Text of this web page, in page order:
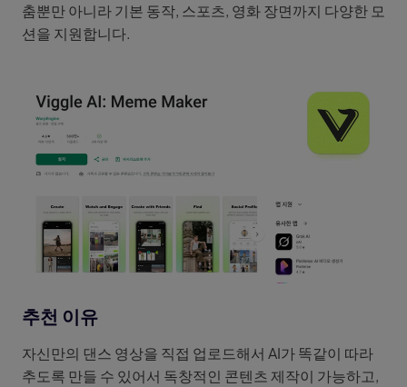
춤뿐만 아니라 기본 동작, 스포츠, 영화 장면까지 다양한 모
션을 지원합니다.
추천 이유
자신만의 댄스 영상을 직접 업로드해서 AI가 똑같이 따라
추도록 만들 수 있어서 독창적인 콘텐츠 제작이 가능하고,